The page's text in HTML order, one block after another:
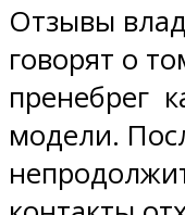
Отзывы
говорят о
пренебрег
модели.